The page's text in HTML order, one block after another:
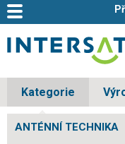
Kategorie
ANTÉNNÍ TECHNIKA